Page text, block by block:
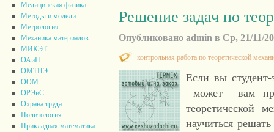
Медицинская физика
Методы и модели
Метрология
Механика материалов
МИКЭТ
ОАиП
ОМТПЭ
ООМ
ОРЭиС
Охрана труда
Политология
Прикладная математика
Решение задач по
Опубликовано admin в Ср, 21/11/
контрольная работа по теоретической
Если вы
может вам
теоретической
научиться